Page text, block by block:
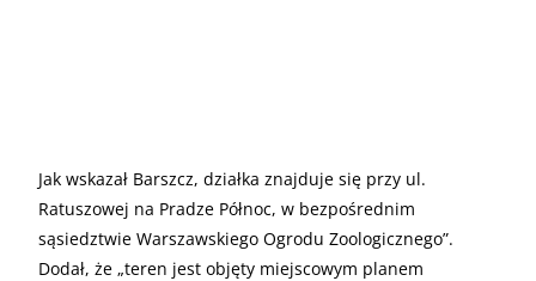
Jak wskazał Barszcz, działka znajduje się przy ul.
Ratuszowej na Pradze Północ, w bezpośrednim
sąsiedztwie Warszawskiego Ogrodu Zoologicznego”.
Dodał, że „teren jest objęty miejscowym planem